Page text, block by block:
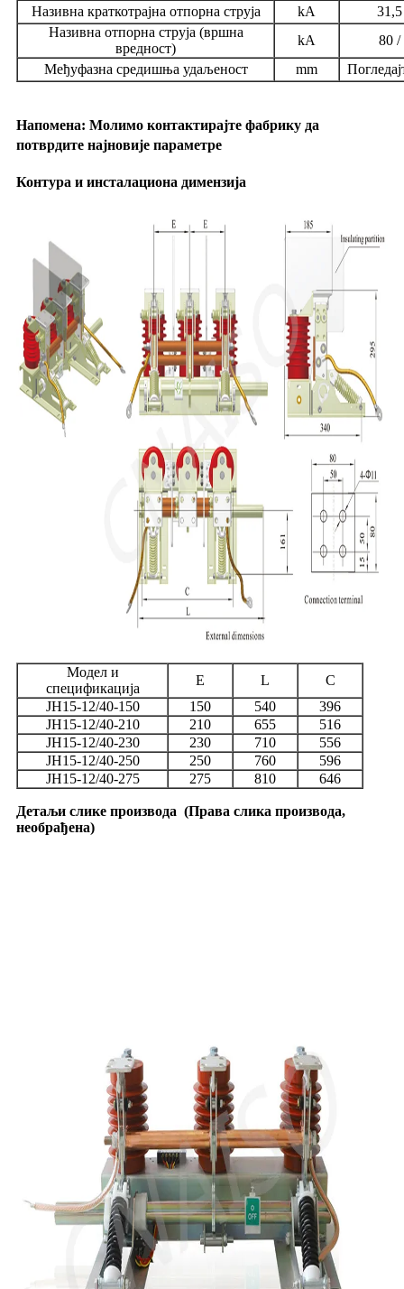
Називна краткотрајна отпорна струја
kA
Називна отпорна струја (вршна
вредност)
kA
80 /
Међуфазна средишња удаљеност
mm
Напомена: Молимо контактирајте фабрику да
потврдите најновије параметре
Контура и инсталациона димензија
Модел и
спецификација
E L
C
ЈН15-12/40-150
150 540
396
ЈН15-12/40-210
210 655
516
ЈН15-12/40-230
230 710
556
ЈН15-12/40-250
250 760
596
ЈН15-12/40-275
275 810 646
Детаљи слике производа (Права слика производа,
необрађена)